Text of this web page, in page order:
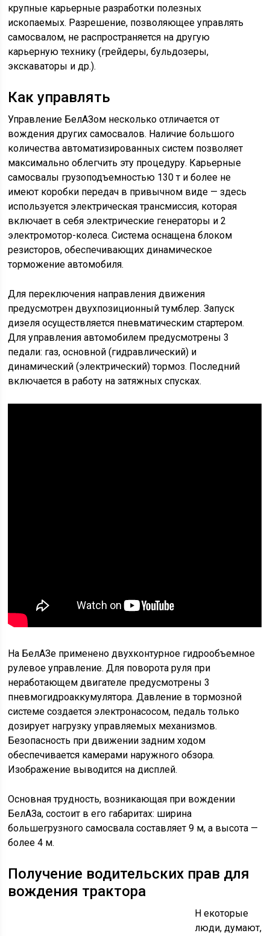
крупные карьерные разработки полезных
ископаемых. Разрешение, позволяющее управлять
самосвалом, не распространяется на другую
карьерную технику (грейдеры, бульдозеры,
экскаваторы и др.).
Как управлять
Управление БелАЗом несколько отличается от
вождения других самосвалов. Наличие большого
количества автоматизированных систем позволяет
максимально облегчить эту процедуру. Карьерные
самосвалы грузоподъемностью 130 т и более не
имеют коробки передач в привычном виде — здесь
используется электрическая трансмиссия, которая
включает в себя электрические генераторы и 2
электромотор-колеса. Система оснащена блоком
резисторов, обеспечивающих динамическое
торможение автомобиля.
Для переключения направления движения
предусмотрен двухпозиционный тумблер. Запуск
дизеля осуществляется пневматическим стартером.
Для управления автомобилем предусмотрены 3
педали: газ, основной (гидравлический) и
динамический (электрический) тормоз. Последний
включается в работу на затяжных спусках.
На БелАЗе применено двухконтурное гидрообъемное
рулевое управление. Для поворота руля при
неработающем двигателе предусмотрены 3
пневмогидроаккумулятора. Давление в тормозной
системе создается электронасосом, педаль только
дозирует нагрузку управляемых механизмов.
Безопасность при движении задним ходом
обеспечивается камерами наружного обзора.
Изображение выводится на дисплей.
Основная трудность, возникающая при вождении
БелАЗа, состоит в его габаритах: ширина
большегрузного самосвала составляет 9 м, а высота —
более 4 м.
Получение водительских прав для
вождения трактора
Н екоторые
люди, думают,